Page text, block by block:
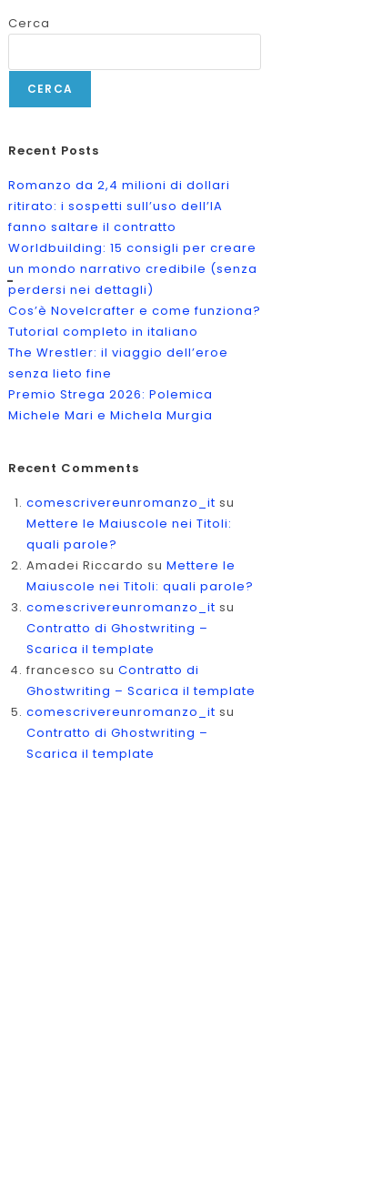
Cerca
CERCA
Recent Posts
Romanzo da 2,4 milioni di dollari
ritirato: i sospetti sull’uso dell’IA
fanno saltare il contratto
Worldbuilding: 15 consigli per creare
un mondo narrativo credibile (senza
perdersi nei dettagli)
Cos’è Novelcrafter e come funziona?
Tutorial completo in italiano
The Wrestler: il viaggio dell’eroe
senza lieto fine
Premio Strega 2026: Polemica
Michele Mari e Michela Murgia
Recent Comments
comescrivereunromanzo_it su
Mettere le Maiuscole nei Titoli:
quali parole?
Amadei Riccardo su Mettere le
Maiuscole nei Titoli: quali parole?
comescrivereunromanzo_it su
Contratto di Ghostwriting –
Scarica il template
francesco su Contratto di
Ghostwriting – Scarica il template
comescrivereunromanzo_it su
Contratto di Ghostwriting –
Scarica il template